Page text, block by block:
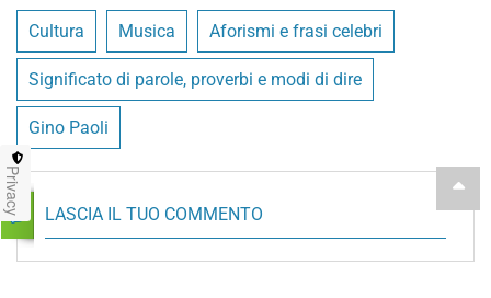
Cultura Musica Aforismi e frasi celebri
Significato di parole, proverbi e modi di dire
Gino Paoli
LASCIA IL TUO COMMENTO
Privacy